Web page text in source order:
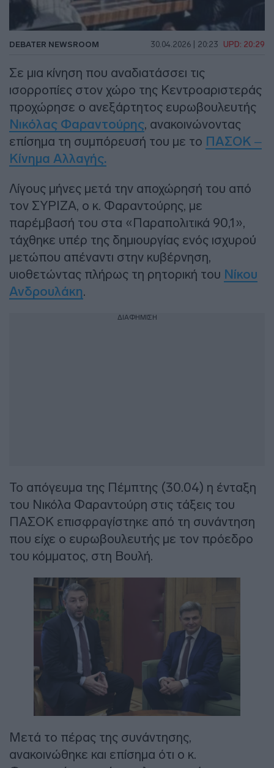
DEBATER NEWSROOM 30.04.2026 | 20:23 UPD: 20:29
Σε μια κίνηση που αναδιατάσσει τις
ισορροπίες στον χώρο της Κεντροαριστεράς
προχώρησε ο ανεξάρτητος ευρωβουλευτής
Νικόλας Φαραντούρης, ανακοινώνοντας
επίσημα τη συμπόρευσή του με το ΠΑΣΟΚ –
Κίνημα Αλλαγής.
Λίγους μήνες μετά την αποχώρησή του από
τον ΣΥΡΙΖΑ, ο κ. Φαραντούρης, με
παρέμβασή του στα «Παραπολιτικά 90,1»,
τάχθηκε υπέρ της δημιουργίας ενός ισχυρού
μετώπου απέναντι στην κυβέρνηση,
υιοθετώντας πλήρως τη ρητορική του Νίκου
Ανδρουλάκη.
ΔΙΑΦΗΜΙΣΗ
Το απόγευμα της Πέμπτης (30.04) η ένταξη
του Νικόλα Φαραντούρη στις τάξεις του
ΠΑΣΟΚ επισφραγίστηκε από τη συνάντηση
που είχε ο ευρωβουλευτής με τον πρόεδρο
του κόμματος, στη Βουλή.
Μετά το πέρας της συνάντησης,
ανακοινώθηκε και επίσημα ότι ο κ.